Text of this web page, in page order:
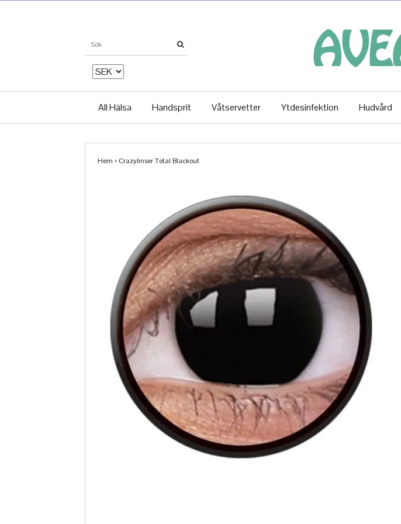
All Hälsa Handsprit Våtservetter Ytdesinfektion Hudvård
Hem › Crazylinser Total Blackout